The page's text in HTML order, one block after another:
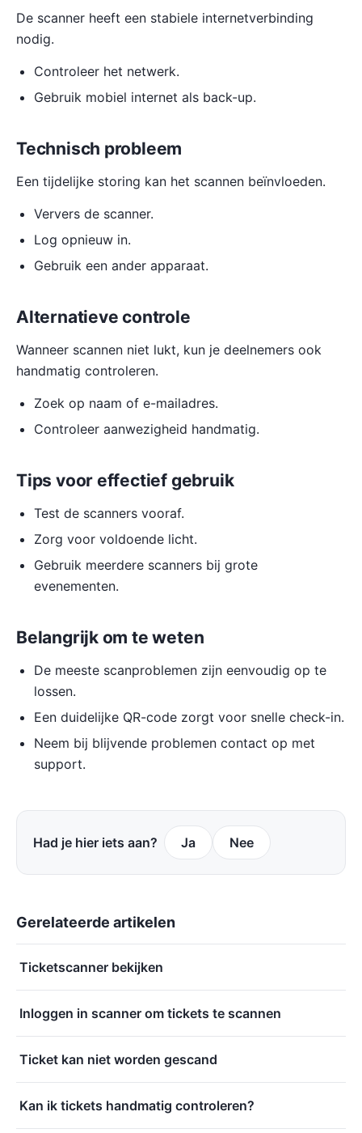
De scanner heeft een stabiele internetverbinding
nodig.
Controleer het netwerk.
Gebruik mobiel internet als back-up.
Technisch probleem
Een tijdelijke storing kan het scannen beïnvloeden.
Ververs de scanner.
Log opnieuw in.
Gebruik een ander apparaat.
Alternatieve controle
Wanneer scannen niet lukt, kun je deelnemers ook
handmatig controleren.
Zoek op naam of e-mailadres.
Controleer aanwezigheid handmatig.
Tips voor effectief gebruik
Test de scanners vooraf.
Zorg voor voldoende licht.
Gebruik meerdere scanners bij grote
evenementen.
Belangrijk om te weten
De meeste scanproblemen zijn eenvoudig op te
lossen.
Een duidelijke QR-code zorgt voor snelle check-in.
Neem bij blijvende problemen contact op met
support.
Had je hier iets aan? Ja Nee
Gerelateerde artikelen
Ticketscanner bekijken
Inloggen in scanner om tickets te scannen
Ticket kan niet worden gescand
Kan ik tickets handmatig controleren?